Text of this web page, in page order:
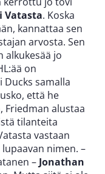
Vatasta. Koska
kannattaa sen
arvosta. Sen
alkukesää jo
on
Ducks samalla
että he
Friedman alustaa
tilanteita
vastaan
nimen. –
– Jonathan